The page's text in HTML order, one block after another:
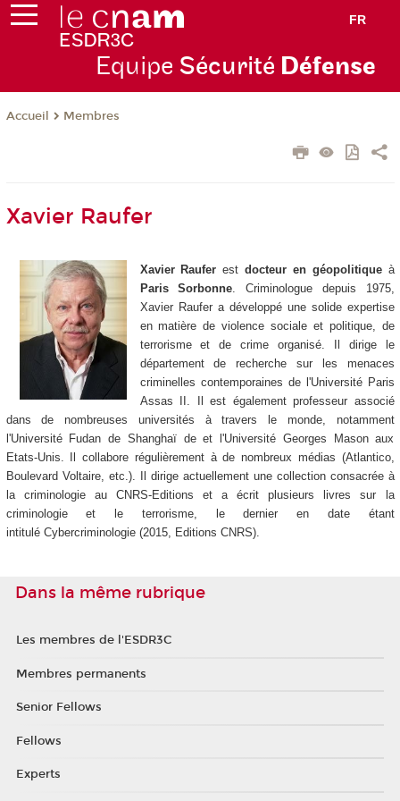
FR
Equipe Sécurité Défense
Accueil Membres
Xavier Raufer
Xavier Rauferest docteur en géopolitiqueà
Paris Sorbonne. Criminologue depuis 1975,
Xavier Raufer a développé une solide expertise
en matière de violence sociale et politique, de
terrorisme et de crime organisé. Il dirige le
département de recherche sur les menaces
criminelles contemporaines de l'Université Paris
Assas II. Il est également professeur associé
dans de nombreuses universités à travers le monde, notamment
l'Université Fudan de Shanghaï de et l'Université Georges Mason aux
Etats-Unis. Il collabore régulièrement à de nombreux médias (Atlantico,
Boulevard Voltaire, etc.). Il dirige actuellement une collection consacrée à
la criminologie au CNRS-Editions et a écrit plusieurs livres sur la
criminologie et le terrorisme, le dernier en date étant
intitulé Cybercriminologie (2015, Editions CNRS).
Dans la même rubrique
Les membres de l'ESDR3C
Membres permanents
Senior Fellows
Fellows
Experts